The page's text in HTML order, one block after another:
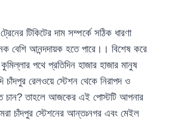
টিকিটের দাম সম্পর্কে সঠিক ধারণা
বেশি আনন্দদায়ক হতে পারে।। বিশেষ করে
পথে প্রতিদিন হাজার হাজার মানুষ
চাঁদপুর রেলওয়ে স্টেশন থেকে নিরাপদ ও
চান? তাহলে আজকের এই পোস্টটি আপনার
চাঁদপুর স্টেশনের আন্তঃনগর এবং মেইল